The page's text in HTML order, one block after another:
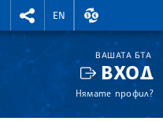
RIGHTMENU.SOCIAL
EN
ВАЛУТНИ
ВАШАТА БТА
ВХОД
Нямате профил?